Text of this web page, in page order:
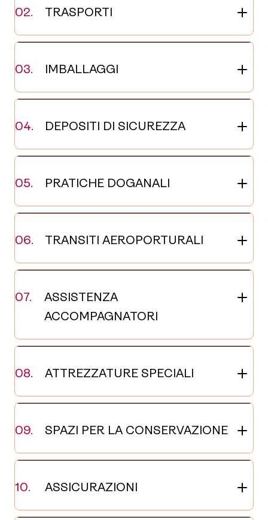
TRASPORTI
IMBALLAGGI
DEPOSITI DI SICUREZZA
PRATICHE DOGANALI
TRANSITI AEROPORTURALI
ASSISTENZA
ACCOMPAGNATORI
ATTREZZATURE SPECIALI
SPAZI PER LA CONSERVAZIONE
ASSICURAZIONI